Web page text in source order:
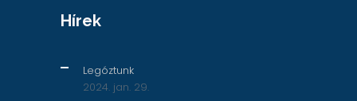
Hírek
Legóztunk
2024. jan. 29.